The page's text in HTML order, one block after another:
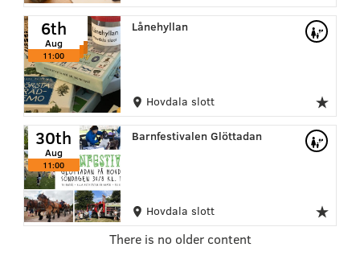
Lånehyllan
6th
Aug
11:00
6th
Aug
11:00
6th
Aug
11:00
Hovdala slott
Barnfestivalen Glöttadan
30th
Aug
11:00
Hovdala slott
There is no older content